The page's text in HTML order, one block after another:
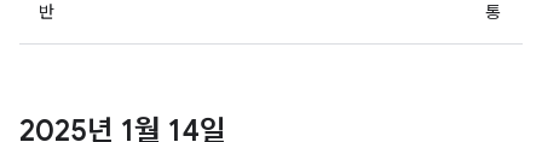
반
통
2025년 1월 14일